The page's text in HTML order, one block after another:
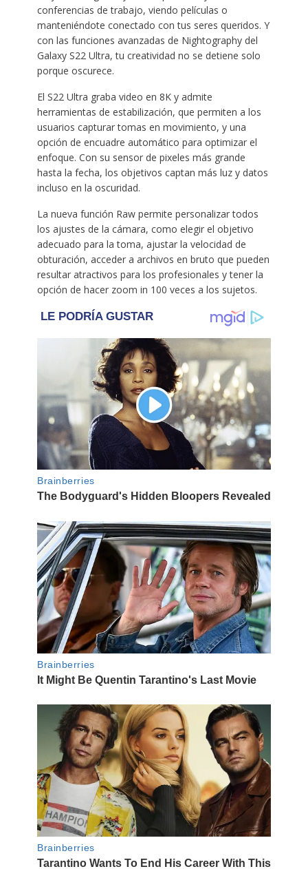
conferencias de trabajo, viendo películas o
manteniéndote conectado con tus seres queridos. Y
con las funciones avanzadas de Nightography del
Galaxy S22 Ultra, tu creatividad no se detiene solo
porque oscurece.
El S22 Ultra graba video en 8K y admite
herramientas de estabilización, que permiten a los
usuarios capturar tomas en movimiento, y una
opción de encuadre automático para optimizar el
enfoque. Con su sensor de pixeles más grande
hasta la fecha, los objetivos captan más luz y datos
incluso en la oscuridad.
La nueva función Raw permite personalizar todos
los ajustes de la cámara, como elegir el objetivo
adecuado para la toma, ajustar la velocidad de
obturación, acceder a archivos en bruto que pueden
resultar atractivos para los profesionales y tener la
opción de hacer zoom in 100 veces a los sujetos.